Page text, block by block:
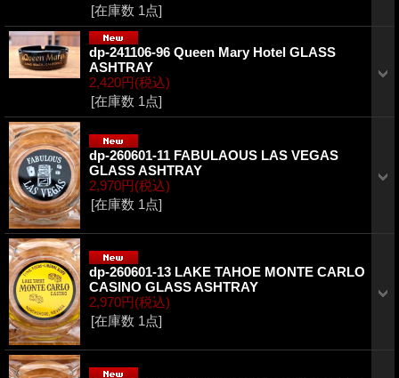
[在庫数 1点]
dp-241106-96 Queen Mary Hotel GLASS
ASHTRAY
2,420円(税込)
[在庫数 1点]
dp-260601-11 FABULAOUS LAS VEGAS
GLASS ASHTRAY
2,970円(税込)
[在庫数 1点]
dp-260601-13 LAKE TAHOE MONTE CARLO
CASINO GLASS ASHTRAY
2,970円(税込)
[在庫数 1点]